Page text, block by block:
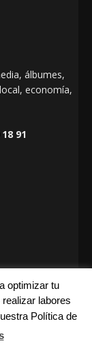
álbumes,
economía,
91
Somos
optimizar tu
labores
Política de